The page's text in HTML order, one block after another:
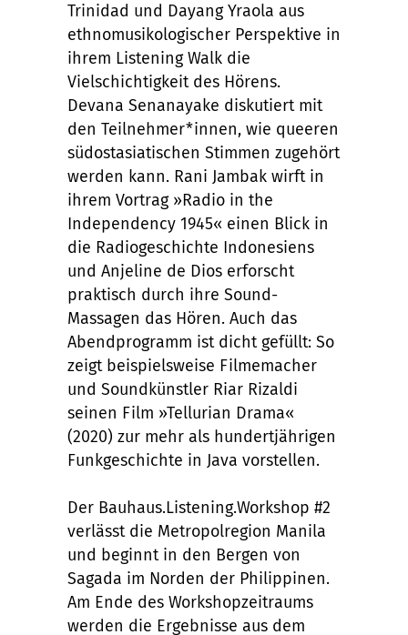
Trinidad und Dayang Yraola aus
ethnomusikologischer Perspektive in
ihrem Listening Walk die
Vielschichtigkeit des Hörens.
Devana Senanayake diskutiert mit
den Teilnehmer*innen, wie queeren
südostasiatischen Stimmen zugehört
werden kann. Rani Jambak wirft in
ihrem Vortrag »Radio in the
Independency 1945« einen Blick in
die Radiogeschichte Indonesiens
und Anjeline de Dios erforscht
praktisch durch ihre Sound-
Massagen das Hören. Auch das
Abendprogramm ist dicht gefüllt: So
zeigt beispielsweise Filmemacher
und Soundkünstler Riar Rizaldi
seinen Film »Tellurian Drama«
(2020) zur mehr als hundertjährigen
Funkgeschichte in Java vorstellen.
Der Bauhaus.Listening.Workshop #2
verlässt die Metropolregion Manila
und beginnt in den Bergen von
Sagada im Norden der Philippinen.
Am Ende des Workshopzeitraums
werden die Ergebnisse aus dem